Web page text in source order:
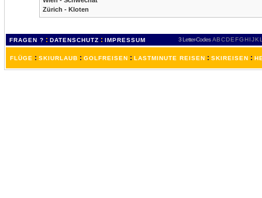
Zürich - Kloten
FRAGEN ? : DATENSCHUTZ : IMPRESSUM 3 Letter-Codes ABCDEFGH IJKL
FLÜGE : SKIURLAUB : GOLFREISEN : LASTMINUTE REISEN : SKIREISEN :